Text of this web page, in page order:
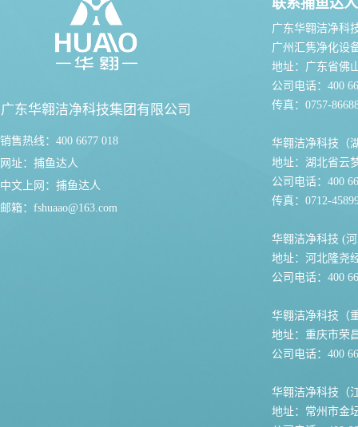
广东华翱洁净科技集团有限公司
销售热线：400 6677 018
网址： 捕鱼达人
中文上网： 捕鱼达人
邮箱： fshuaao@163.com
联系捕鱼达人
广东华翱洁净科
广州汇隽净化设
地址：广东省佛
公司电话：400
传真：0757-
华翱洁净科技（
地址：湖北省云
公司电话：400
传真：0712-
华翱洁净科技 (
地址：河北隆尧
公司电话：400
华翱洁净科技（
地址：重庆市荣
公司电话：400
华翱洁净科技（
地址：常州市金